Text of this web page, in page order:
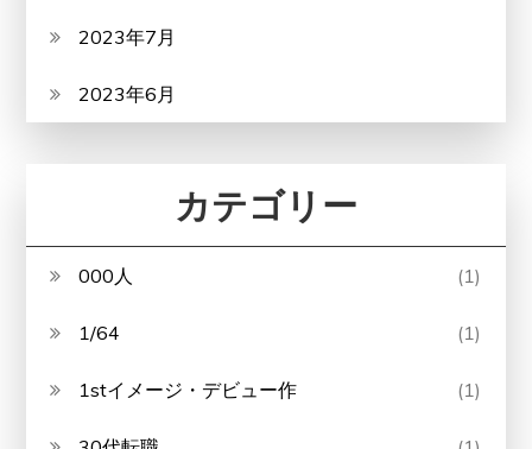
2023年7月
2023年6月
カテゴリー
000人 (1)
1/64 (1)
1stイメージ・デビュー作 (1)